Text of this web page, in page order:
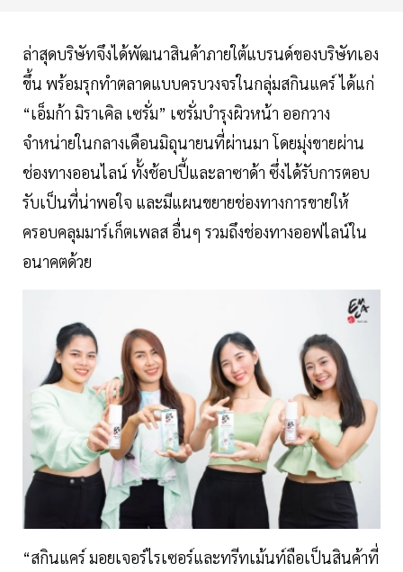
ล่าสุดบริษัทจึงได้พัฒนาสินค้าภายใต้แบรนด์ของบริษัทเอง
ขึ้น พร้อมรุกทำตลาดแบบครบวงจรในกลุ่มสกินแคร์ ได้แก่
“เอ็มก้า มิราเคิล เซรั่ม” เซรั่มบำรุงผิวหน้า ออกวาง
จำหน่ายในกลางเดือนมิถุนายนที่ผ่านมา โดยมุ่งขายผ่าน
ช่องทางออนไลน์ ทั้งช้อปปี้และลาซาด้า ซึ่งได้รับการตอบ
รับเป็นที่น่าพอใจ และมีแผนขยายช่องทางการขายให้
ครอบคลุมมาร์เก็ตเพลส อื่นๆ รวมถึงช่องทางออฟไลน์ใน
อนาคตด้วย
“สกินแคร์ มอยเจอร์ไรเซอร์และทรีทเม้นท์ถือเป็นสินค้าที่